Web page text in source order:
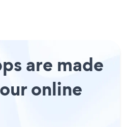
are made
online